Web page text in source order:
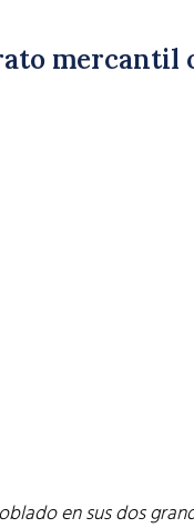
mercantil
en sus dos